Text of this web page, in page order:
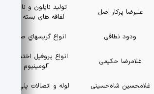
علیرضا پرکار اصل
تولید نایلون و نایلکس
لفافه های بسته بندی
ودود نطاقی انواع گريسهاي صنعتي
غلامرضا حکیمی
انواع پروفیل اختصاصی
آلومینیوم
غلامحسین شاه‌حسینی لوله و اتصالات پلي اتيلن